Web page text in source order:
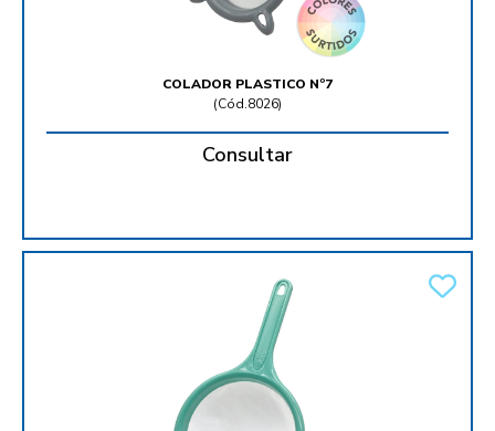
COLADOR PLASTICO Nº7
(Cód.8026)
Consultar